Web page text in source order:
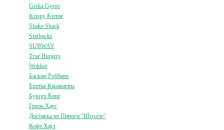
Greka Gyros
Krispy Kreme
Shake Shack
Starbucks
SUBWAY
True Burgers
Wokker
Баскин Роббинс
Братья Караваевы
Бургер Кинг
Гриль Хаус
Доставка из Пироги "Штолле"
Кофе Хауз